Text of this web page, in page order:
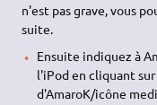
n'est pas grave, vous
suite.
Ensuite indiquez à
l'iPod en cliquant
d'AmaroK/icône